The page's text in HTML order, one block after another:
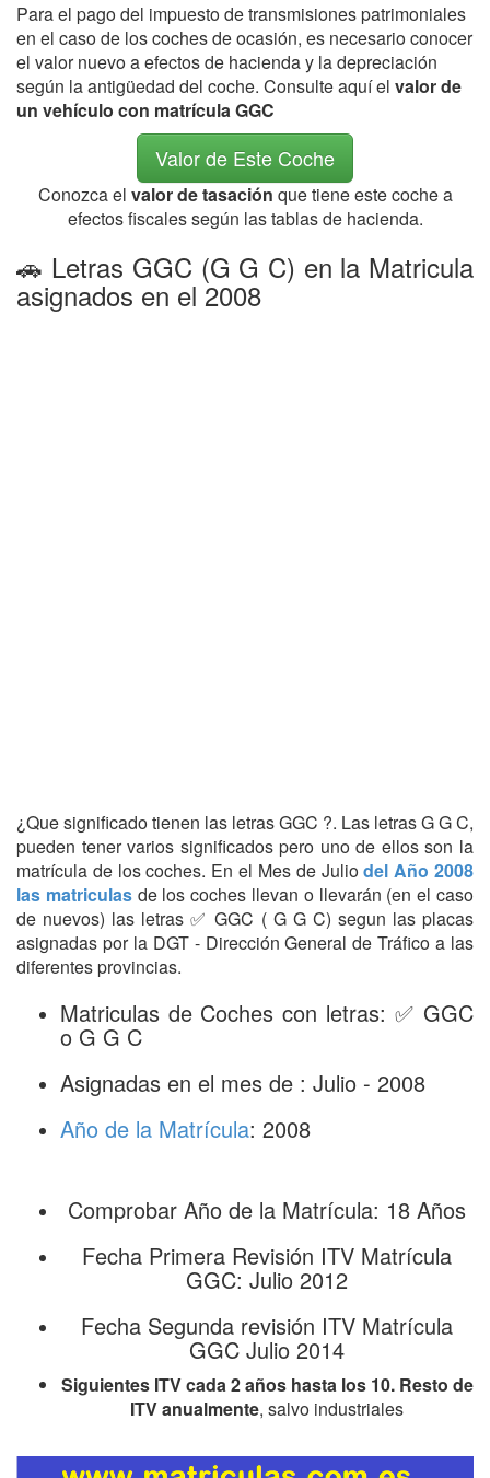
Para el pago del impuesto de transmisiones patrimoniales
en el caso de los coches de ocasión, es necesario conocer
el valor nuevo a efectos de hacienda y la depreciación
según la antigüedad del coche. Consulte aquí el valor de
un vehículo con matrícula GGC
Valor de Este Coche
Conozca el valor de tasación que tiene este coche a
efectos fiscales según las tablas de hacienda.
🚗 Letras GGC (G G C) en la Matricula
asignados en el 2008
¿Que significado tienen las letras GGC ?. Las letras G G C,
pueden tener varios significados pero uno de ellos son la
matrícula de los coches. En el Mes de Juliodel Año 2008
las matriculas de los coches llevan o llevarán (en el caso
de nuevos) las letras ✅ GGC ( G G C) segun las placas
asignadas por la DGT - Dirección General de Tráfico a las
diferentes provincias.
Matriculas de Coches con letras: ✅ GGC
o G G C
Asignadas en el mes de : Julio - 2008
Año de la Matrícula: 2008
Comprobar Año de la Matrícula: 18 Años
Fecha Primera Revisión ITV Matrícula
GGC: Julio 2012
Fecha Segunda revisión ITV Matrícula
GGC Julio 2014
Siguientes ITV cada 2 años hasta los 10. Resto de
ITV anualmente, salvo industriales